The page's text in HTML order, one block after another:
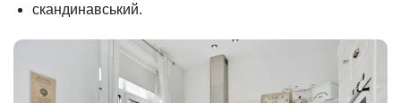
скандинавський.